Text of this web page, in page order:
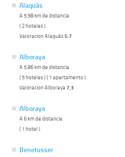
Alaquás
A 5.98 km de distancia
( 2 hoteles )
Valoracion Alaquás5.7
Alboraya
A 5.86 km de distancia
( 5 hoteles ) ( 1 apartamento )
Valoracion Alboraya7.3
Alboraya
A 6 km de distancia
( 1 hotel )
Benetusser